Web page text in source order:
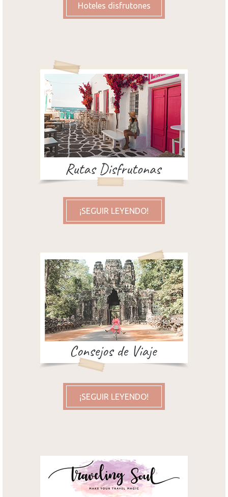
Hoteles disfrutones
¡SEGUIR LEYENDO!
¡SEGUIR LEYENDO!